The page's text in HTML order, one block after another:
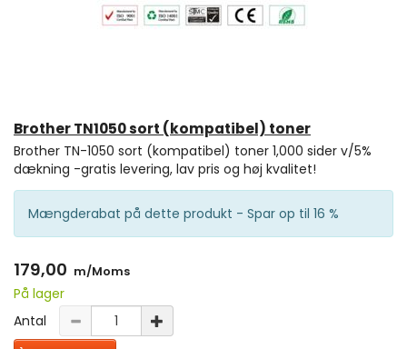
Brother TN1050 sort (kompatibel) toner
Brother TN-1050 sort (kompatibel) toner 1,000 sider v/5%
dækning -gratis levering, lav pris og høj kvalitet!
Mængderabat på dette produkt - Spar op til 16 %
179,00 m/Moms
På lager
Antal